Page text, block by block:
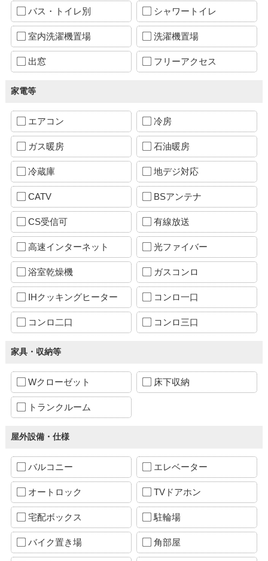
バス・トイレ別 シャワートイレ
室内洗濯機置場 洗濯機置場
出窓 フリーアクセス
家電等
エアコン 冷房
ガス暖房 石油暖房
冷蔵庫 地デジ対応
CATV BSアンテナ
CS受信可 有線放送
高速インターネット 光ファイバー
浴室乾燥機 ガスコンロ
IHクッキングヒーター コンロ一口
コンロ二口 コンロ三口
家具・収納等
Wクローゼット 床下収納
トランクルーム
屋外設備・仕様
バルコニー エレベーター
オートロック TVドアホン
宅配ボックス 駐輪場
バイク置き場 角部屋